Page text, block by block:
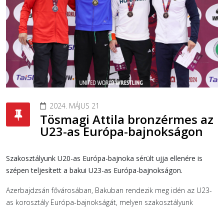
2024. MÁJUS 21
Tösmagi Attila bronzérmes az
U23-as Európa-bajnokságon
Szakosztályunk U20-as Európa-bajnoka sérült ujja ellenére is
szépen teljesített a bakui U23-as Európa-bajnokságon.
Azerbajdzsán fővárosában, Bakuban rendezik meg idén az U23-
as korosztály Európa-bajnokságát, melyen szakosztályunk